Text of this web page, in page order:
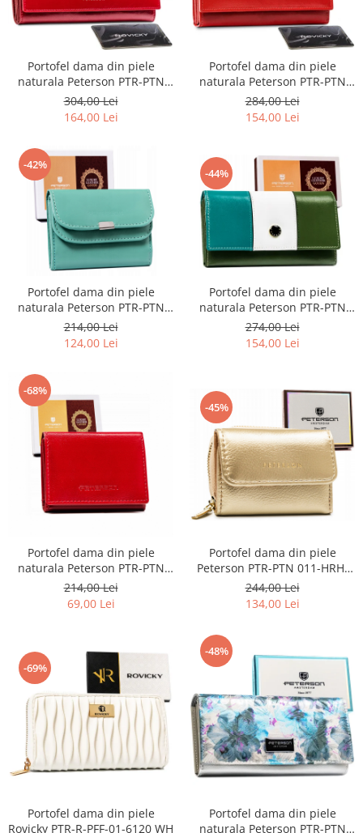
Portofel dama din piele
naturala Peterson PTR-PTN
PL-721-1506
304,00 Lei
164,00 Lei
Portofel dama din piele
naturala Peterson PTR-PTN
438 2-3-1-5989 R
284,00 Lei
154,00 Lei
-42%
Portofel dama din piele
naturala Peterson PTR-PTN
RD-GC02-MCL-4383
214,00 Lei
124,00 Lei
-44%
Portofel dama din piele
naturala Peterson PTR-PTN
RD-08-GCL-S-3805
274,00 Lei
154,00 Lei
-68%
Portofel dama din piele
naturala Peterson PTR-PTN
RD-SWZX-86-GCL-4
214,00 Lei
69,00 Lei
-45%
Portofel dama din piele
Peterson PTR-PTN 011-HRH-
5093 GOL
244,00 Lei
134,00 Lei
-69%
Portofel dama din piele
Rovicky PTR-R-PFF-01-6120 WH
-48%
Portofel dama din piele
naturala Peterson PTR-PTN